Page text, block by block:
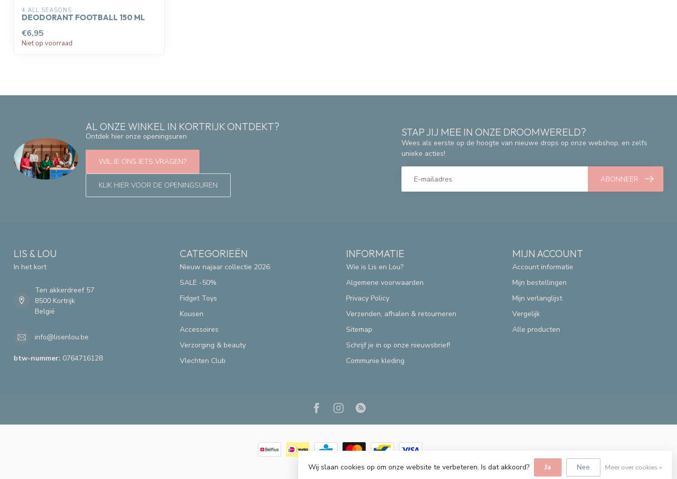
4 ALL SEASONS
DEODORANT FOOTBALL 150 ML
€6,95
Niet op voorraad
AL ONZE WINKEL IN KORTRIJK ONTDEKT?
Ontdek hier onze openingsuren
WIL JE ONS IETS VRAGEN?
KLIK HIER VOOR DE OPENINGSUREN
STAP JIJ MEE IN ONZE DROOMWERELD?
Wees als eerste op de hoogte van nieuwe drops op onze webshop, en zelfs
unieke acties!
ABONNEER
LIS & LOU
In het kort
Ten akkerdreef 57
8500 Kortrijk
België
info@lisenlou.be
btw-nummer: 0764716128
CATEGORIEËN
Nieuw najaar collectie 2026
SALE -50%
Fidget Toys
Kousen
Accessoires
Verzorging & beauty
Vlechten Club
INFORMATIE
Wie is Lis en Lou?
Algemene voorwaarden
Privacy Policy
Verzenden, afhalen & retourneren
Sitemap
Schrijf je in op onze nieuwsbrief!
Communie kleding
MIJN ACCOUNT
Account informatie
Mijn bestellingen
Mijn verlanglijst
Vergelijk
Alle producten
© Copyright 2026 Lis & Lou
Wij slaan cookies op om onze website te verbeteren. Is dat akkoord? Ja Nee Meer over cookies »